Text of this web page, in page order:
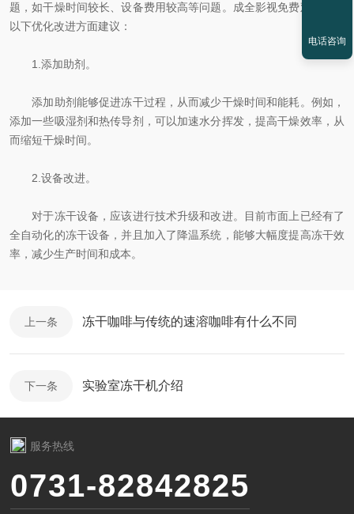
题，如干燥时间较长、设备费用较高等问题。成全影视免费观看提出
以下优化改进方面建议：
1.添加助剂。
添加助剂能够促进冻干过程，从而减少干燥时间和能耗。例如，
添加一些吸湿剂和热传导剂，可以加速水分挥发，提高干燥效率，从
而缩短干燥时间。
2.设备改进。
对于冻干设备，应该进行技术升级和改进。目前市面上已经有了
全自动化的冻干设备，并且加入了降温系统，能够大幅度提高冻干效
率，减少生产时间和成本。
上一条 冻干咖啡与传统的速溶咖啡有什么不同
下一条 实验室冻干机介绍
服务热线
0731-82842825
电话咨询